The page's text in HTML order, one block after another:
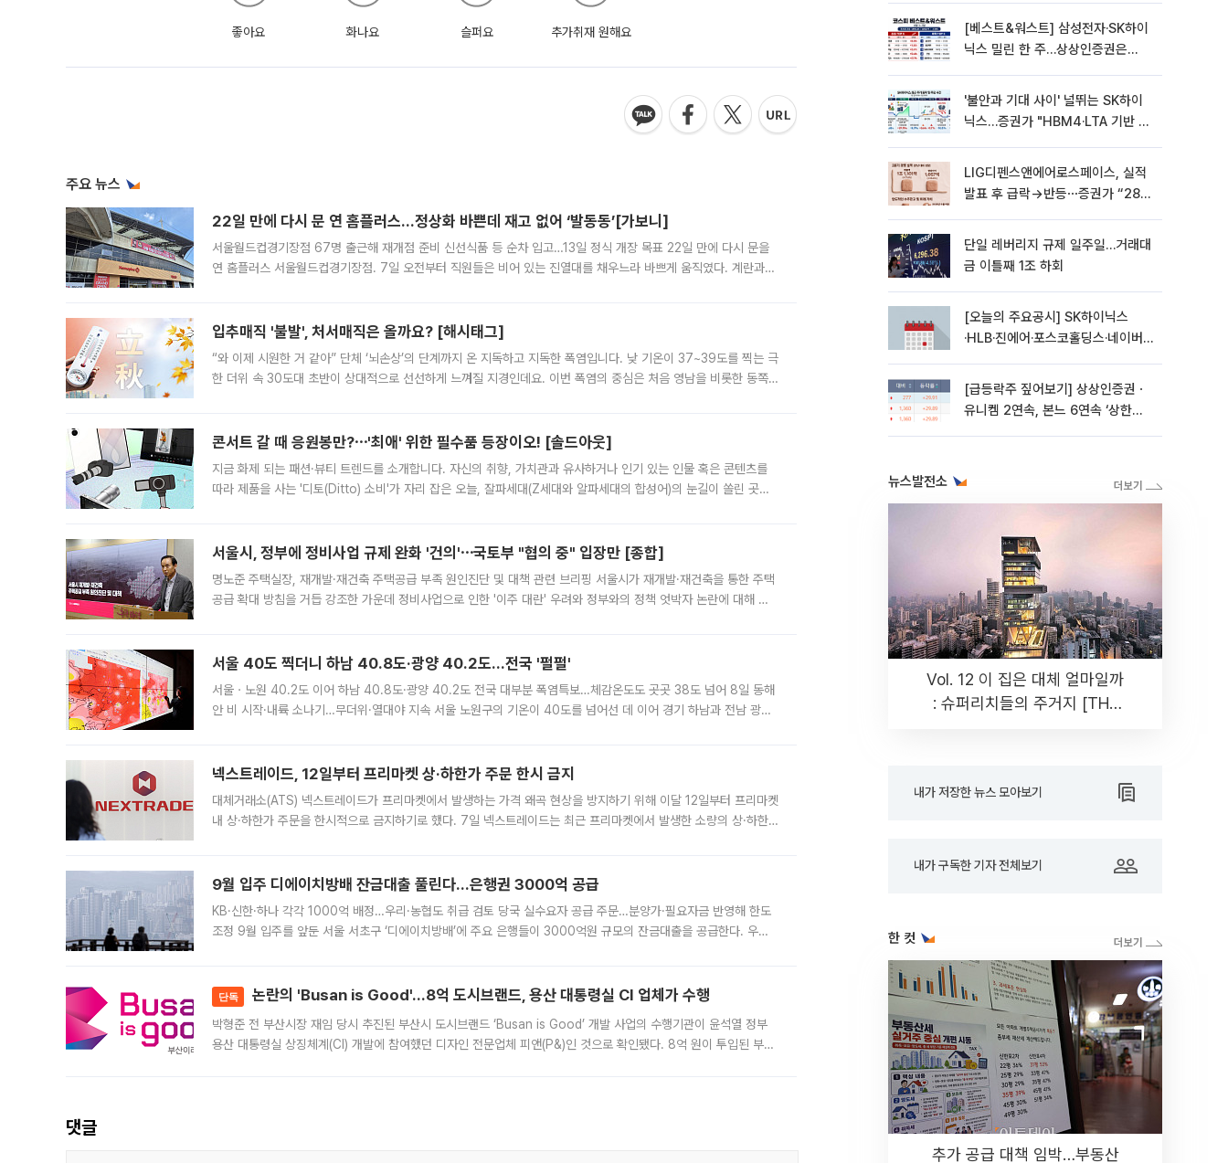
좋아요 화나요 슬퍼요 추가취재 원해요
주요 뉴스
22일 만에 다시 문 연 홈플러스…정상화 바쁜데 재고 없어 ‘발동동’[가보니]
서울월드컵경기장점 67명 출근해 재개점 준비 신선식품 등 순차 입고…13일 정식 개장 목표 22일 만에 다시 문을
연 홈플러스 서울월드컵경기장점. 7일 오전부터 직원들은 비어 있는 진열대를 채우느라 바쁘게 움직였다. 계란과
입추매직 '불발', 처서매직은 올까요? [해시태그]
“와 이제 시원한 거 같아” 단체 ‘뇌손상’의 단계까지 온 지독하고 지독한 폭염입니다. 낮 기온이 37~39도를 찍는 극
한 더위 속 30도대 초반이 상대적으로 선선하게 느껴질 지경인데요. 이번 폭염의 중심은 처음 영남을 비롯한 동쪽
콘서트 갈 때 응원봉만?⋯'최애' 위한 필수품 등장이오! [솔드아웃]
지금 화제 되는 패션·뷰티 트렌드를 소개합니다. 자신의 취향, 가치관과 유사하거나 인기 있는 인물 혹은 콘텐츠를
따라 제품을 사는 '디토(Ditto) 소비'가 자리 잡은 오늘, 잘파세대(Z세대와 알파세대의 합성어)의 눈길이 쏠린 곳은
서울시, 정부에 정비사업 규제 완화 '건의'⋯국토부 "협의 중" 입장만 [종합]
명노준 주택실장, 재개발·재건축 주택공급 부족 원인진단 및 대책 관련 브리핑 서울시가 재개발·재건축을 통한 주택
공급 확대 방침을 거듭 강조한 가운데 정비사업으로 인한 '이주 대란' 우려와 정부와의 정책 엇박자 논란에 대해 정
서울 40도 찍더니 하남 40.8도·광양 40.2도…전국 '펄펄'
서울ㆍ노원 40.2도 이어 하남 40.8도·광양 40.2도 전국 대부분 폭염특보…체감온도도 곳곳 38도 넘어 8일 동해
안 비 시작·내륙 소나기…무더위·열대야 지속 서울 노원구의 기온이 40도를 넘어선 데 이어 경기 하남과 전남 광양
넥스트레이드, 12일부터 프리마켓 상·하한가 주문 한시 금지
대체거래소(ATS) 넥스트레이드가 프리마켓에서 발생하는 가격 왜곡 현상을 방지하기 위해 이달 12일부터 프리마켓
내 상·하한가 주문을 한시적으로 금지하기로 했다. 7일 넥스트레이드는 최근 프리마켓에서 발생한 소량의 상·하한
9월 입주 디에이치방배 잔금대출 풀린다…은행권 3000억 공급
KB·신한·하나 각각 1000억 배정…우리·농협도 취급 검토 당국 실수요자 공급 주문…분양가·필요자금 반영해 한도
조정 9월 입주를 앞둔 서울 서초구 ‘디에이치방배’에 주요 은행들이 3000억원 규모의 잔금대출을 공급한다. 우리
단독 논란의 'Busan is Good'…8억 도시브랜드, 용산 대통령실 CI 업체가 수행
박형준 전 부산시장 재임 당시 추진된 부산시 도시브랜드 ‘Busan is Good’ 개발 사업의 수행기관이 윤석열 정부
용산 대통령실 상징체계(CI) 개발에 참여했던 디자인 전문업체 피앤(P&)인 것으로 확인됐다. 8억 원이 투입된 부산
댓글
[베스트&워스트] 삼성전자·SK하이
닉스 밀린 한 주…상상인증권은
'불안과 기대 사이' 널뛰는 SK하이
닉스…증권가 "HBM4·LTA 기반 펀
LIG디펜스앤에어로스페이스, 실적
발표 후 급락→반등⋯증권가 “28년
단일 레버리지 규제 일주일…거래대
금 이틀째 1조 하회
[오늘의 주요공시] SK하이닉스
·HLB·진에어·포스코홀딩스·네이버·
[급등락주 짚어보기] 상상인증권ㆍ
유니켐 2연속, 본느 6연속 ‘상한
뉴스발전소
Vol. 12 이 집은 대체 얼마일까
: 슈퍼리치들의 주거지 [THE
내가 저장한 뉴스 모아보기
내가 구독한 기자 전체보기
한 컷
추가 공급 대책 임박…부동산